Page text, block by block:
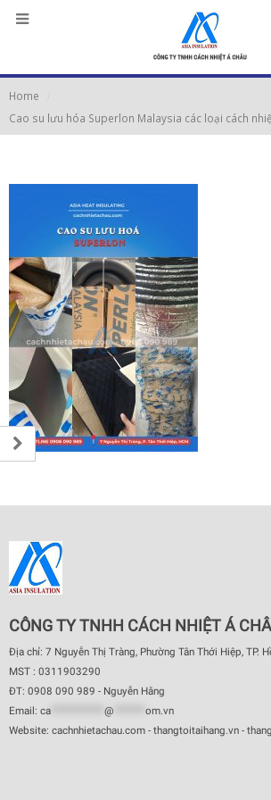
Home
Cao su lưu hóa Superlon Malaysia các loại cách
CÔNG TY TNHH CÁCH NHIỆT Á
Địa chỉ: 7 Nguyễn Thị Tràng, Phường Tân Thới Hiệp, TP.
MST : 0311903290
ĐT: 0908 090 989 - Nguyễn Hằng
Email: ca @
om.vn
Website: cachnhietachau.com - thangtoitaihang.vn -